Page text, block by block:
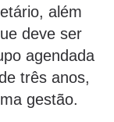
além
deve ser
agendada
três anos,
gestão.